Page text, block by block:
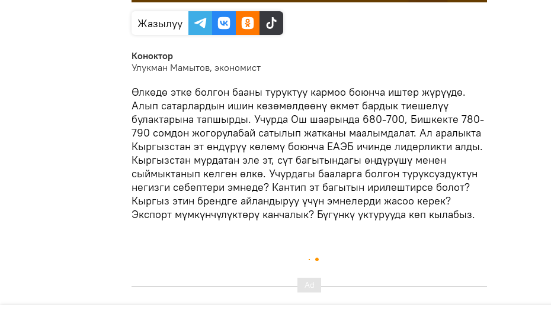
Жазылуу
Коноктор
Улукман Мамытов, экономист
Өлкөдө этке болгон бааны туруктуу кармоо боюнча иштер жүрүүдө.
Алып сатарлардын ишин көзөмөлдөөнү өкмөт бардык тиешелүү
булактарына тапшырды. Учурда Ош шаарында 680-700, Бишкекте 780-
790 сомдон жогорулабай сатылып жатканы маалымдалат. Ал аралыкта
Кыргызстан эт өндүрүү көлөмү боюнча ЕАЭБ ичинде лидерликти алды.
Кыргызстан мурдатан эле эт, сүт багытындагы өндүрүшү менен
сыймыктанып келген өлкө. Учурдагы бааларга болгон туруксуздуктун
негизги себептери эмнеде? Кантип эт багытын ирилештирсе болот?
Кыргыз этин брендге айландыруу үчүн эмнелерди жасоо керек?
Экспорт мүмкүнчүлүктөрү канчалык? Бүгүнкү уктурууда кеп кылабыз.